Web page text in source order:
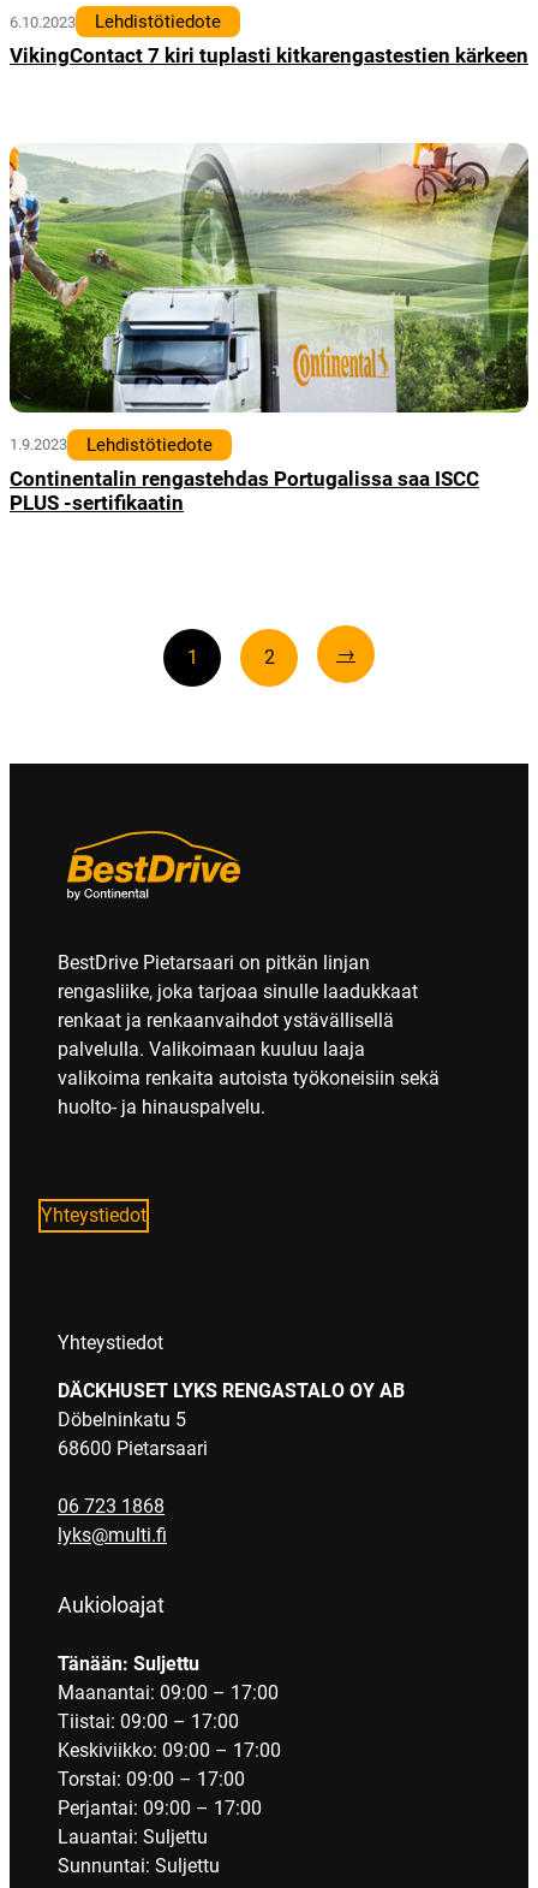
6.10.2023 Lehdistötiedote
VikingContact 7 kiri tuplasti kitkarengastestien kärkeen
1.9.2023 Lehdistötiedote
Continentalin rengastehdas Portugalissa saa ISCC
PLUS -sertifikaatin
1 2 →
BestDrive Pietarsaari on pitkän linjan
rengasliike, joka tarjoaa sinulle laadukkaat
renkaat ja renkaanvaihdot ystävällisellä
palvelulla. Valikoimaan kuuluu laaja
valikoima renkaita autoista työkoneisiin sekä
huolto- ja hinauspalvelu.
Yhteystiedot
Yhteystiedot
DÄCKHUSET LYKS RENGASTALO OY AB
Döbelninkatu 5
68600 Pietarsaari
06 723 1868
lyks@multi.fi
Aukioloajat
Tänään: Suljettu
Maanantai: 09:00 – 17:00
Tiistai: 09:00 – 17:00
Keskiviikko: 09:00 – 17:00
Torstai: 09:00 – 17:00
Perjantai: 09:00 – 17:00
Lauantai: Suljettu
Sunnuntai: Suljettu